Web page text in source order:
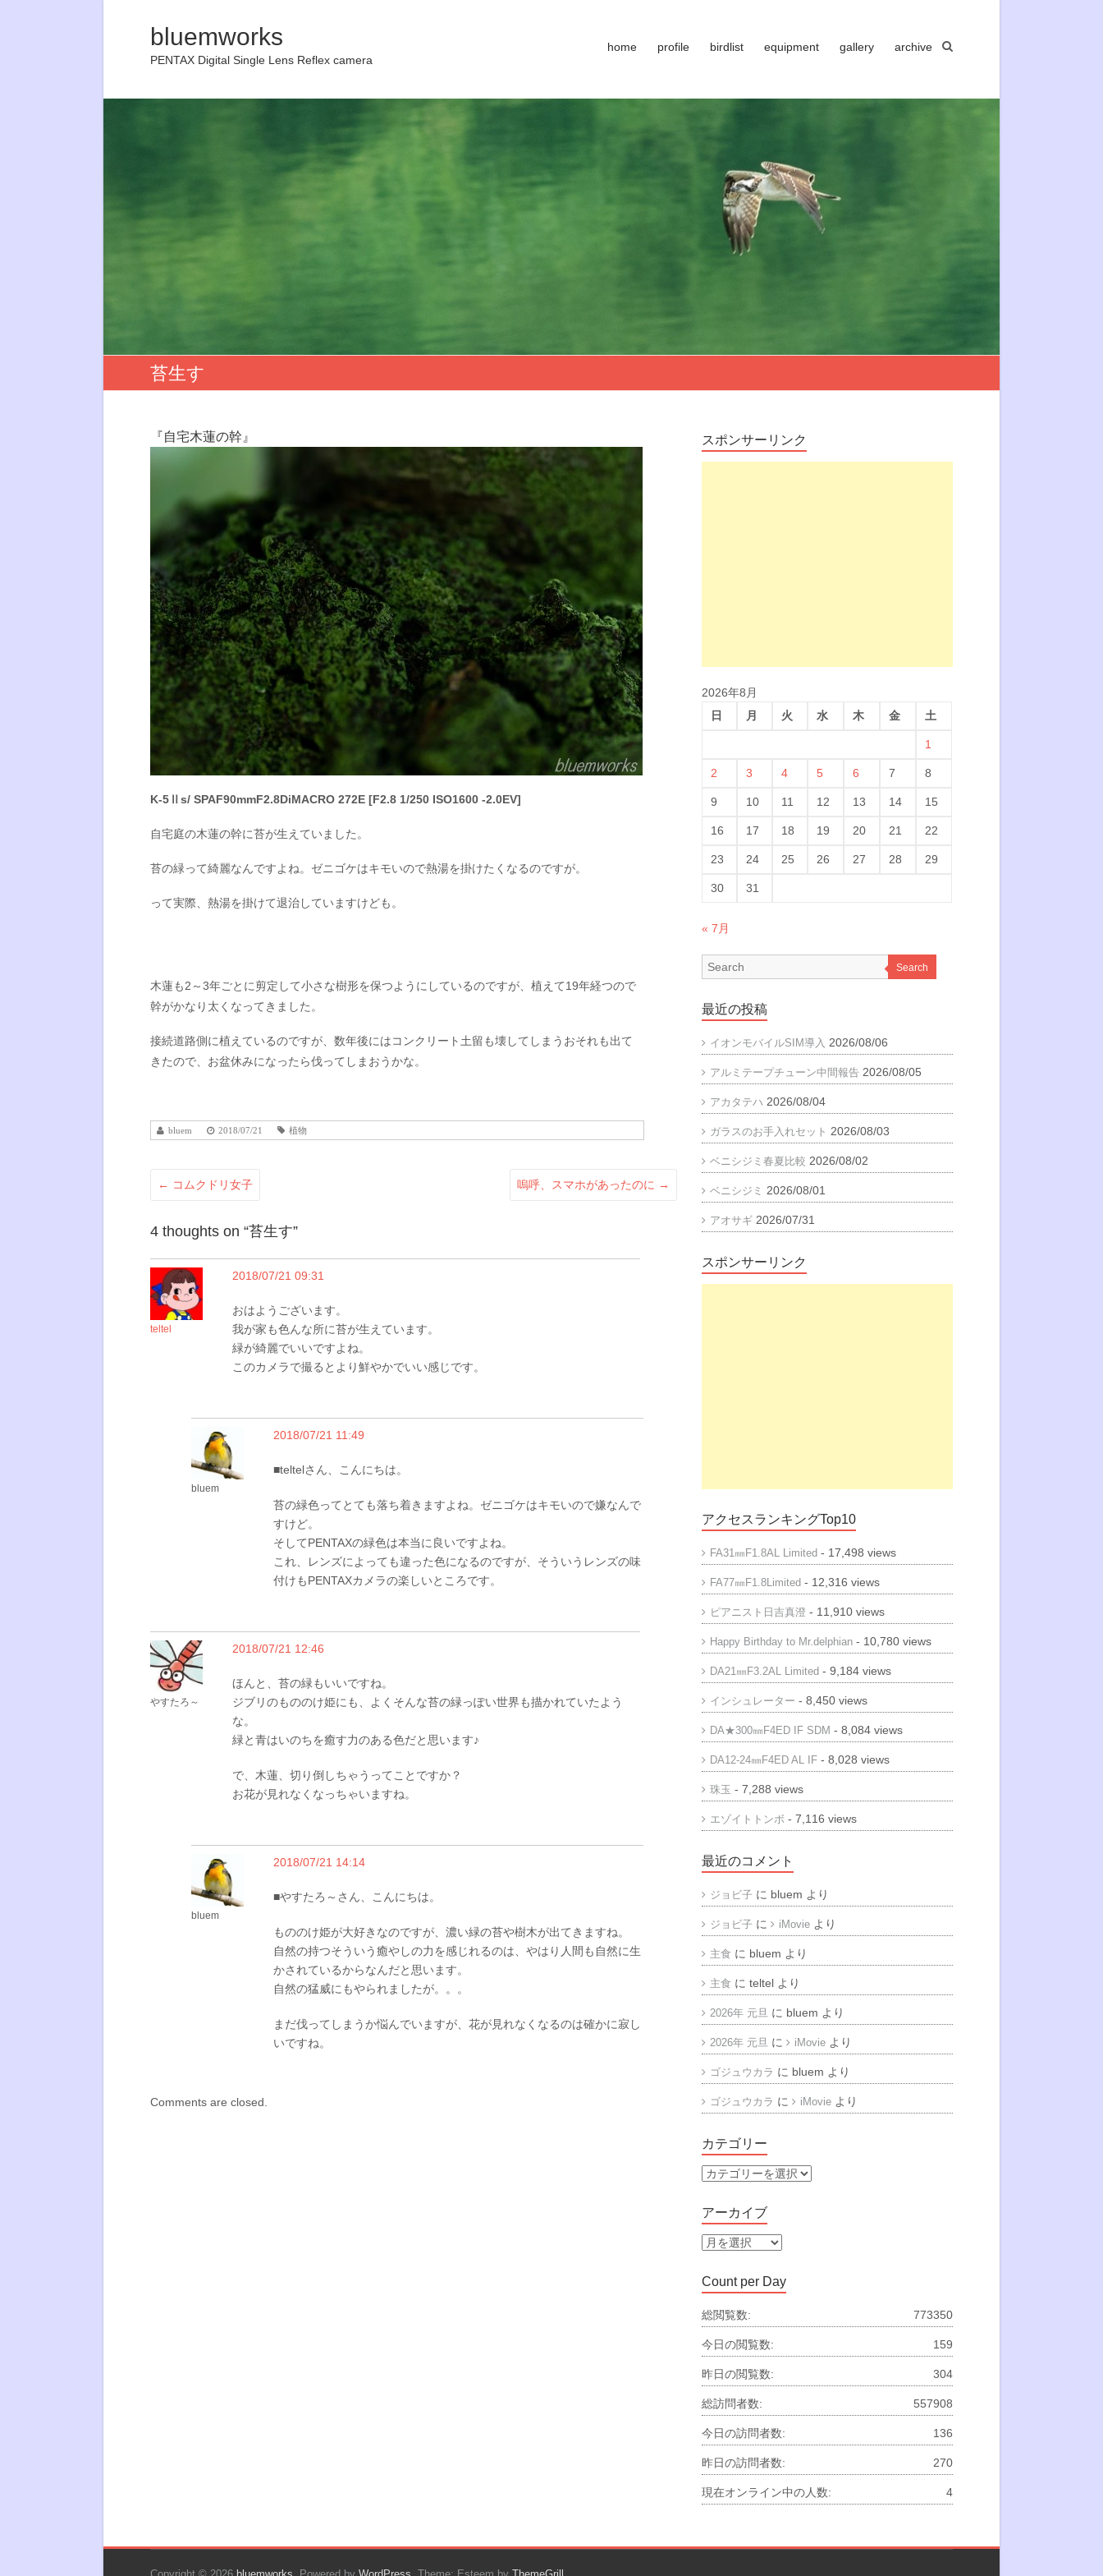
bluemworks
PENTAX Digital Single Lens Reflex camera
home profile birdlist equipment gallery archive
苔生す
『自宅木蓮の幹』
K-5Ⅱs/ SPAF90mmF2.8DiMACRO 272E [F2.8 1/250 ISO1600 -2.0EV]
自宅庭の木蓮の幹に苔が生えていました。
苔の緑って綺麗なんですよね。ゼニゴケはキモいので熱湯を掛けたくなるのですが。
って実際、熱湯を掛けて退治していますけども。
木蓮も2～3年ごとに剪定して小さな樹形を保つようにしているのですが、植えて19年経つので
幹がかなり太くなってきました。
接続道路側に植えているのですが、数年後にはコンクリート土留も壊してしまうおそれも出て
きたので、お盆休みになったら伐ってしまおうかな。
bluem 2018/07/21 植物
← コムクドリ女子 嗚呼、スマホがあったのに →
4 thoughts on “苔生す”
teltel
2018/07/21 09:31
おはようございます。
我が家も色んな所に苔が生えています。
緑が綺麗でいいですよね。
このカメラで撮るとより鮮やかでいい感じです。
bluem
2018/07/21 11:49
■teltelさん、こんにちは。
苔の緑色ってとても落ち着きますよね。ゼニゴケはキモいので嫌なんで
すけど。
そしてPENTAXの緑色は本当に良いですよね。
これ、レンズによっても違った色になるのですが、そういうレンズの味
付けもPENTAXカメラの楽しいところです。
やすたろ～
2018/07/21 12:46
ほんと、苔の緑もいいですね。
ジブリのもののけ姫にも、よくそんな苔の緑っぽい世界も描かれていたよう
な。
緑と青はいのちを癒す力のある色だと思います♪
で、木蓮、切り倒しちゃうってことですか？
お花が見れなくなっちゃいますね。
bluem
2018/07/21 14:14
■やすたろ～さん、こんにちは。
もののけ姫が大好きなのですが、濃い緑の苔や樹木が出てきますね。
自然の持つそういう癒やしの力を感じれるのは、やはり人間も自然に生
かされているからなんだと思います。
自然の猛威にもやられましたが。。。
まだ伐ってしまうか悩んでいますが、花が見れなくなるのは確かに寂し
いですね。
Comments are closed.
スポンサーリンク
2026年8月
日
月 火 水 木 金 土
1
2 3 4 5 6 7 8
9 10 11 12 13 14 15
16 17 18 19 20 21 22
23 24 25 26 27 28 29
30 31
« 7月
Search
最近の投稿
イオンモバイルSIM導入 2026/08/06
アルミテープチューン中間報告 2026/08/05
アカタテハ 2026/08/04
ガラスのお手入れセット 2026/08/03
ベニシジミ春夏比較 2026/08/02
ベニシジミ 2026/08/01
アオサギ 2026/07/31
スポンサーリンク
アクセスランキングTop10
FA31㎜F1.8AL Limited - 17,498 views
FA77㎜F1.8Limited - 12,316 views
ピアニスト日吉真澄 - 11,910 views
Happy Birthday to Mr.delphian - 10,780 views
DA21㎜F3.2AL Limited - 9,184 views
インシュレーター - 8,450 views
DA★300㎜F4ED IF SDM - 8,084 views
DA12-24㎜F4ED AL IF - 8,028 views
珠玉 - 7,288 views
エゾイトトンボ - 7,116 views
最近のコメント
ジョビ子 に bluem より
ジョビ子 に iMovie より
主食 に bluem より
主食 にteltel より
2026年 元旦 に bluem より
2026年 元旦 に iMovie より
ゴジュウカラ に bluem より
ゴジュウカラ に iMovie より
カテゴリー
カ
ゴ
リ
ー
アーカイブ
ア
カ
イ
ブ
Count per Day
773350
総閲覧数:
159
今日の閲覧数:
304
昨日の閲覧数:
557908
総訪問者数:
136
今日の訪問者数:
270
昨日の訪問者数:
4
現在オンライン中の人数: